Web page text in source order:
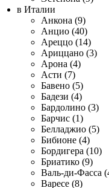
в Италии
Анкона (9)
Анцио (40)
Ареццо (14)
Ариццано (3)
Арона (4)
Асти (7)
Бавено (5)
Бадези (4)
Бардолино (3)
Барчис (1)
Белладжио (5)
Бибионе (4)
Бордигера (10)
Бриатико (9)
Валь-ди-Фасса
Варесе (8)